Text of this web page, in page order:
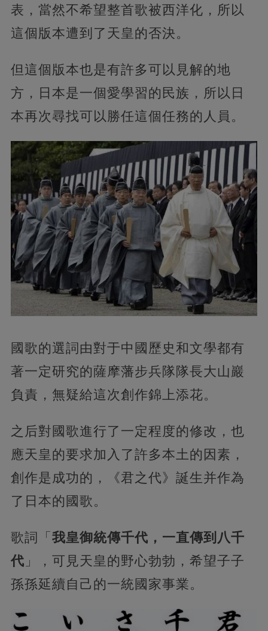
表，當然不希望整首歌被西洋化，所以
這個版本遭到了天皇的否決。
但這個版本也是有許多可以見解的地
方，日本是一個愛學習的民族，所以日
本再次尋找可以勝任這個任務的人員。
國歌的選詞由對于中國歷史和文學都有
著一定研究的薩摩藩步兵隊隊長大山巖
負責，無疑給這次創作錦上添花。
之后對國歌進行了一定程度的修改，也
應天皇的要求加入了許多本土的因素，
創作是成功的，《君之代》誕生并作為
了日本的國歌。
歌詞「 我皇御統傳千代，一直傳到八千
代 」，可見天皇的野心勃勃，希望子子
孫孫延續自己的一統國家事業。